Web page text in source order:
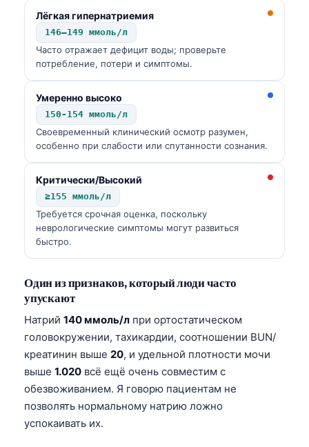
Лёгкая гипернатриемия
146–149 ммоль/л
Часто отражает дефицит воды; проверьте
потребление, потери и симптомы.
Умеренно высоко
150-154 ммоль/л
Своевременный клинический осмотр разумен,
особенно при слабости или спутанности сознания.
Критически/Высокий
≥155 ммоль/л
Требуется срочная оценка, поскольку
неврологические симптомы могут развиться
быстро.
Один из признаков, который люди часто
упускают
Натрий 140 ммоль/л при ортостатическом
головокружении, тахикардии, соотношении BUN/
креатинин выше 20, и удельной плотности мочи
выше 1.020 всё ещё очень совместим с
обезвоживанием. Я говорю пациентам не
позволять нормальному натрию ложно
успокаивать их.
پښتو
سنڌي
සිංහල
অসমীয়া
Galego
Latviešu valoda
Gàidhlig
Occitan
العربية المغربية
Afrikaans
Монгол
ພາສາລາວ
Basa Jawa
ئۇيغۇرچە
Кыргызча
Татар теле